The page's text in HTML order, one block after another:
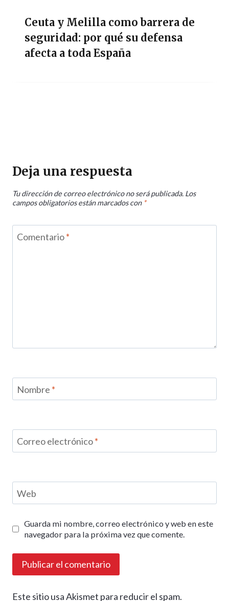
Ceuta y Melilla como barrera de
seguridad: por qué su defensa
afecta a toda España
Deja una respuesta
Tu dirección de correo electrónico no será publicada. Los
campos obligatorios están marcados con *
Comentario*
Nombre *
Correo electrónico*
Web
Guarda mi nombre, correo electrónico y web en este
navegador para la próxima vez que comente.
Este sitio usa Akismet para reducir el spam.